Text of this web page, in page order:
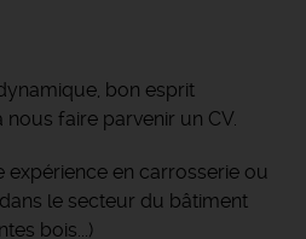
bon esprit
faire parvenir un CV.
expérience en carrosserie ou
le secteur du bâtiment
bois...)